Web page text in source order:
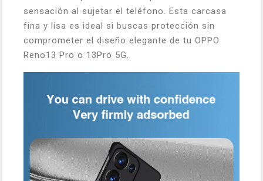
sensación al sujetar el teléfono. Esta carcasa
fina y lisa es ideal si buscas protección sin
comprometer el diseño elegante de tu OPPO
Reno13 Pro o 13Pro 5G.